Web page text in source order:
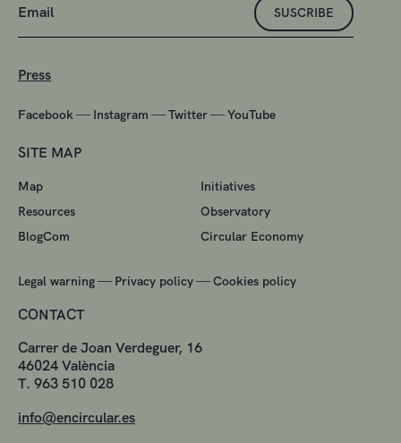
SUSCRIBE
Press
Facebook — Instagram —Twitter—YouTube
SITE MAP
Map
Initiatives
Resources
Observatory
BlogCom
Circular Economy
Legal warning— Privacy policy—Cookies policy
CONTACT
Carrer de Joan Verdeguer, 16
46024 València
T. 963 510 028
info@encircular.es